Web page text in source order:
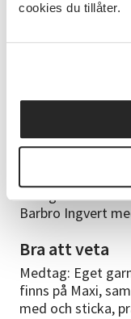
cookies du tillåter.
Lär dig sticka
enkelt och
Anette Nexe
som ett
längsta. Gillar att
färdigt! Är du
Barbro Ingvert
Bra att veta
Medtag: Eget
finns på Maxi,
med och sticka,